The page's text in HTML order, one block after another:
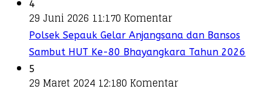
4
29 Juni 2026 11:170 Komentar
Polsek Sepauk Gelar Anjangsana dan Bansos
Sambut HUT Ke-80 Bhayangkara Tahun 2026
5
29 Maret 2024 12:180 Komentar